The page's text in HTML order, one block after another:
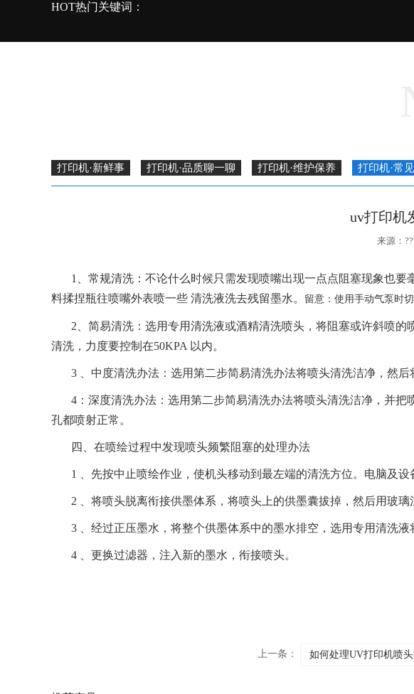
HOT热门关键词：
打印机·新鲜事 打印机·品质聊一聊 打印机·维护保养 打印机·常
uv打印机
来源：
1、常规清洗：不论什么时候只需发现喷嘴出现一点点阻塞现象也
料揉捏瓶往喷嘴外表喷一些 清洗液洗去残留墨水。
留意：使用手动气泵时
2、简易清洗：选用专用清洗液或酒精清洗喷头，将阻塞或许斜喷
清洗，力度要控制在50KPA 以内。
3 、中度清洗办法：选用第二步简易清洗办法将喷头清洗洁净，然后
4：深度清洗办法：选用第二步简易清洗办法将喷头清洗洁净，并
孔都喷射正常。
四、在喷绘过程中发现喷头频繁阻塞的处理办法
1 、先按中止喷绘作业，使机头移动到最左端的清洗方位。电脑及
2 、将喷头脱离衔接供墨体系，将喷头上的供墨囊拔掉，然后用玻
3 、经过正压墨水，将整个供墨体系中的墨水排空，选用专用清洗
4 、更换过滤器，注入新的墨水，衔接喷头。
上一条： 如何处理UV打印机喷